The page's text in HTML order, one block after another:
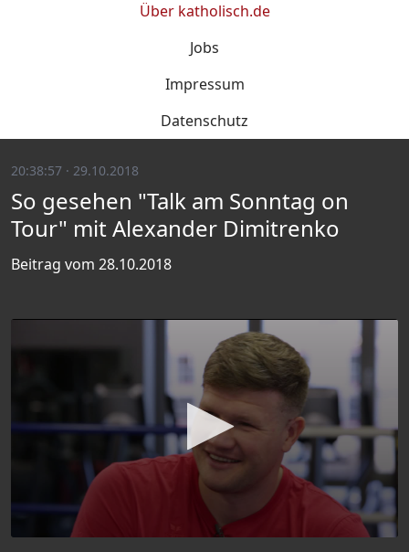
Über katholisch.de
Jobs
Impressum
Datenschutz
20:38:57 · 29.10.2018
So gesehen "Talk am Sonntag on
Tour" mit Alexander Dimitrenko
Beitrag vom 28.10.2018